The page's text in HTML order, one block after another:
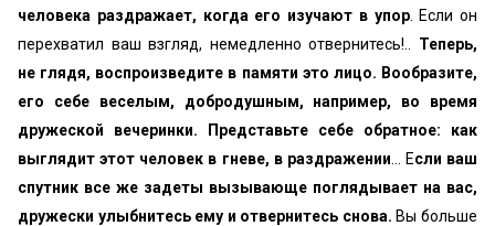
человека раздражает, когда его изучают в упор. Если он
перехватил ваш взгляд, немедленно отвернитесь!.. Теперь,
не глядя, воспроизведите в памяти это лицо. Вообразите,
его себе веселым, добродушным, например, во время
дружеской вечеринки. Представьте себе обратное: как
выглядит этот человек в гневе, в раздражении ... Если ваш
спутник все же задеты вызывающе поглядывает на вас,
дружески улыбнитесь ему и отвернитесь снова. Вы больше